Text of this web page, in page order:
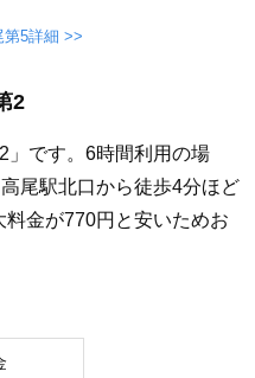
第5詳細 >>
2
」です。6時間利用の場
尾駅北口から徒歩4分ほど
金が770円と安いためお